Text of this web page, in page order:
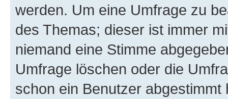
werden. Um eine Umfrage zu
des Themas; dieser ist immer
niemand eine Stimme
Umfrage löschen oder die
schon ein Benutzer